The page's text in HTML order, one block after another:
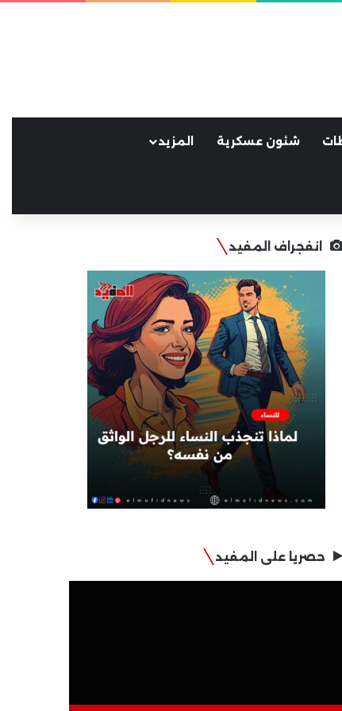
شئون عسكرية المزيد
انفجراف المفيد
حصريا على المفيد